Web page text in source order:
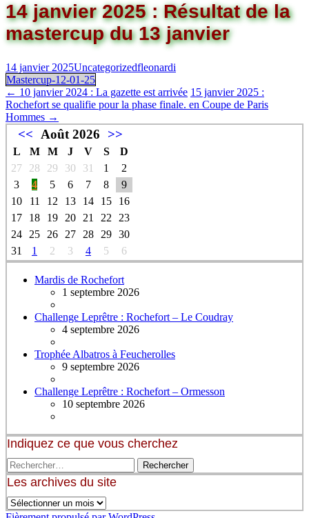
14 janvier 2025 : Résultat de la
mastercup du 13 janvier
14 janvier 2025Uncategorizedfleonardi
Mastercup-12-01-25
← 10 janvier 2024 : La gazette est arrivée 15 janvier 2025 :
Rochefort se qualifie pour la phase finale. en Coupe de Paris
Hommes →
<< Août 2026 >>
L M M J V S
D
27
28 29 30 31 1
2
3
4 5 6 7 8
9
10
11 12 13 14 15
16
17
18 19 20 21 22
23
24
25 26 27 28 29 30
31
1 2 3 4 5 6
Mardis de Rochefort
1 septembre 2026
Challenge Leprêtre : Rochefort – Le Coudray
4 septembre 2026
Trophée Albatros à Feucherolles
9 septembre 2026
Challenge Leprêtre : Rochefort – Ormesson
10 septembre 2026
Indiquez ce que vous cherchez
Les archives du site